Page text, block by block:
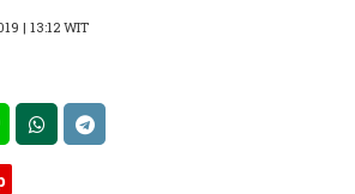
| 13:12 WIT